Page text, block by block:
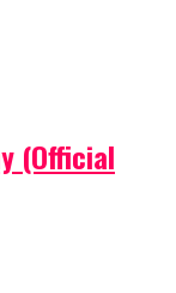
(Official